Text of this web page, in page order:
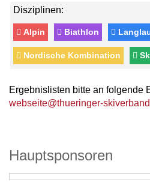
Disziplinen:
Alpin Biathlon
Nordische Kombination
Ergebnislisten bitte an folgende
webseite@thueringer-
Hauptsponsoren